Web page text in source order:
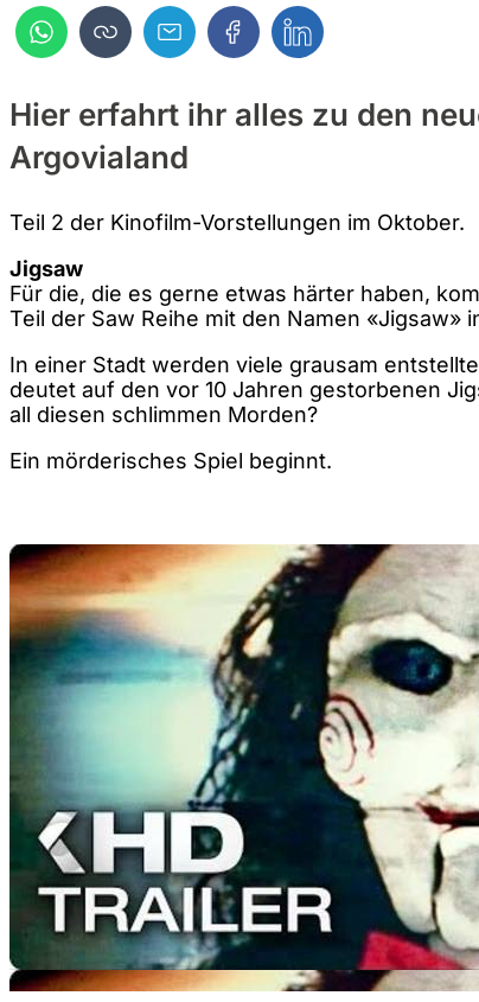
Hier erfahrt ihr alles zu den
Argovialand
Teil 2 der Kinofilm-Vorstellungen im Oktober.
Jigsaw
Für die, die es gerne etwas härter haben,
Teil der Saw Reihe mit den Namen «Jigsaw»
In einer Stadt werden viele grausam
deutet auf den vor 10 Jahren gestorbenen
all diesen schlimmen Morden?
Ein mörderisches Spiel beginnt.